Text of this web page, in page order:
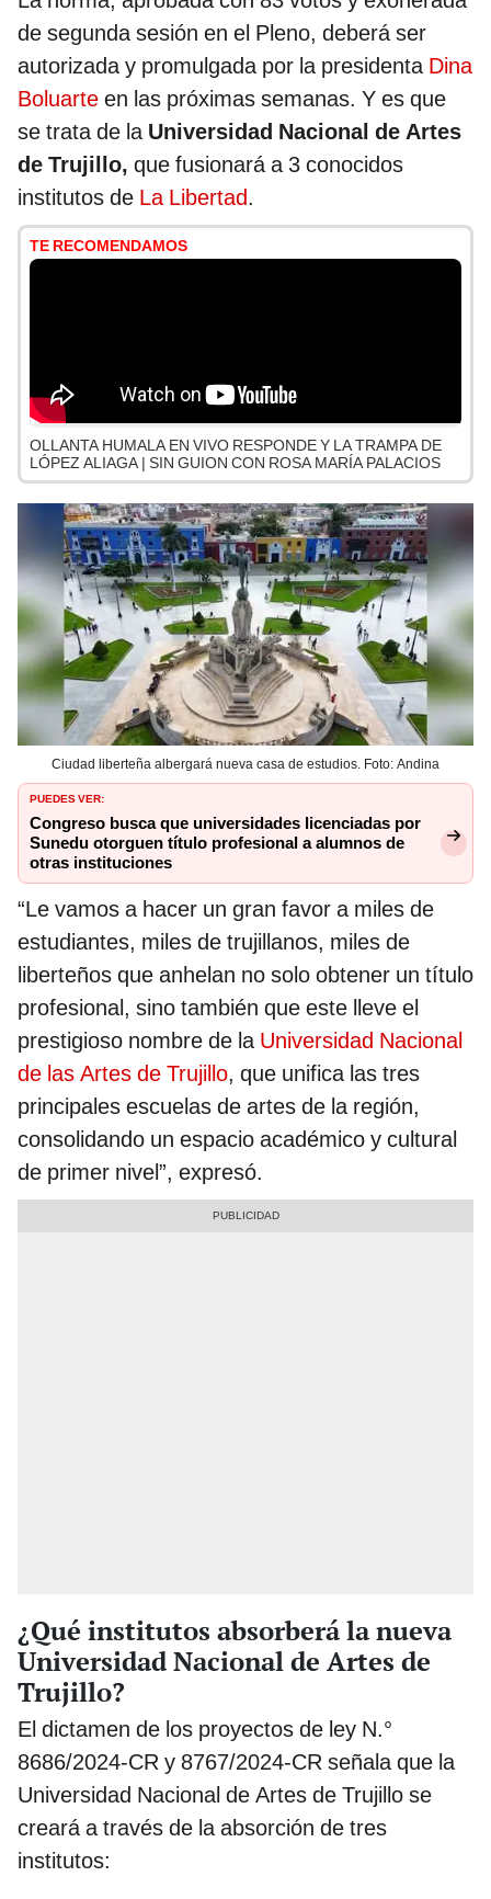
de segunda sesión en el Pleno, deberá ser
autorizada y promulgada por la presidenta Dina
Boluarte en las próximas semanas. Y es que
se trata de la Universidad Nacional de Artes
de Trujillo, que fusionará a 3 conocidos
institutos de La Libertad.
TE RECOMENDAMOS
OLLANTA HUMALA EN VIVO RESPONDE Y LA TRAMPA DE
LÓPEZ ALIAGA | SIN GUION CON ROSA MARÍA PALACIOS
Ciudad liberteña albergará nueva casa de estudios. Foto: Andina
PUEDES VER:
Congreso busca que universidades licenciadas por
Sunedu otorguen título profesional a alumnos de
otras instituciones
“Le vamos a hacer un gran favor a miles de
estudiantes, miles de trujillanos, miles de
liberteños que anhelan no solo obtener un título
profesional, sino también que este lleve el
prestigioso nombre de la Universidad Nacional
de las Artes de Trujillo, que unifica las tres
principales escuelas de artes de la región,
consolidando un espacio académico y cultural
de primer nivel”, expresó.
¿Qué institutos absorberá la nueva
Universidad Nacional de Artes de
Trujillo?
El dictamen de los proyectos de ley N.°
8686/2024-CR y 8767/2024-CR señala que la
Universidad Nacional de Artes de Trujillo se
creará a través de la absorción de tres
institutos: